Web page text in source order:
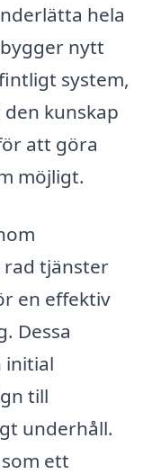
hela
nytt
system,
kunskap
att göra
möjligt.
rad tjänster
en effektiv
Dessa
initial
till
underhåll.
ett